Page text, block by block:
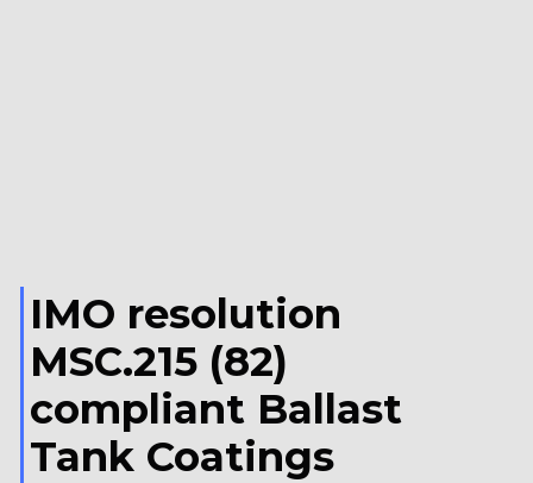
IMO resolution
MSC.215 (82)
compliant Ballast
Tank Coatings